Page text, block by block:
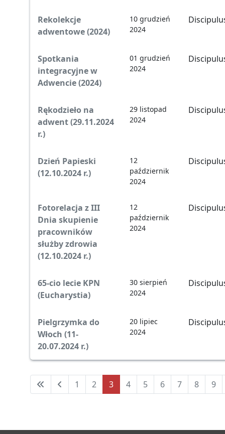
Rekolekcje
adwentowe (2024)
10 grudzień
2024
Spotkania
integracyjne w
Adwencie (2024)
01 grudzień
2024
Rękodzieło na
adwent (29.11.2024
r.)
29 listopad
2024
Dzień Papieski
(12.10.2024 r.)
12
październik
2024
Fotorelacja z III
Dnia skupienie
pracowników
służby zdrowia
(12.10.2024 r.)
12
październik
2024
65-cio lecie KPN
(Eucharystia)
30 sierpień
2024
Pielgrzymka do
Włoch (11-
20.07.2024 r.)
20 lipiec
2024
Strona 3 z 11
1 2 3 4 5 6 7 8 9